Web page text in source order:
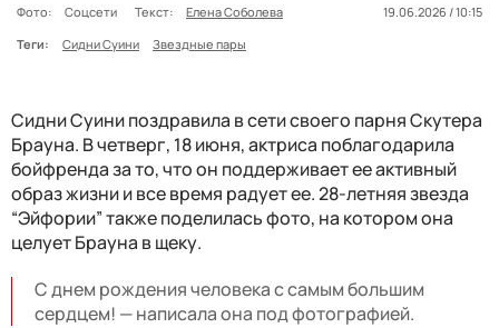
Фото: Соцсети Текст: Елена Соболева
19.06.2026 / 10:15
Теги:
Сидни Суини Звездные пары
Сидни Суини поздравила в сети своего парня Скутера
Брауна. В четверг, 18 июня, актриса поблагодарила
бойфренда за то, что он поддерживает ее активный
образ жизни и все время радует ее. 28-летняя звезда
“Эйфории” также поделилась фото, на котором она
целует Брауна в щеку.
С днем ​​рождения человека с самым большим
сердцем! — написала она под фотографией.